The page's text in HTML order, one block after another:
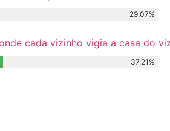
29.07%
cada vizinho vigia a casa do
37.21%